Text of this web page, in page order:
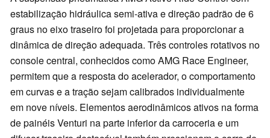
estabilização hidráulica semi-ativa e direção padrão de 6
graus no eixo traseiro foi projetada para proporcionar a
dinâmica de direção adequada. Três controles rotativos no
console central, conhecidos como AMG Race Engineer,
permitem que a resposta do acelerador, o comportamento
em curvas e a tração sejam calibrados individualmente
em nove níveis. Elementos aerodinâmicos ativos na forma
de painéis Venturi na parte inferior da carroceria e um